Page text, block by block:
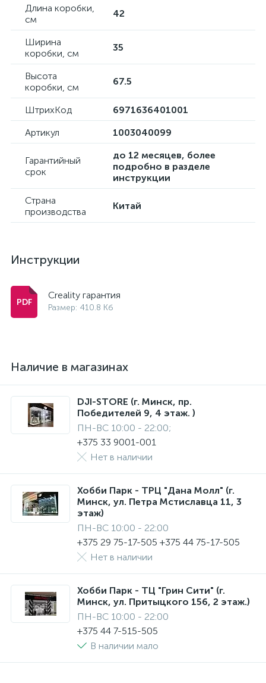
Длина коробки,
см
42
Ширина
коробки, см
35
Высота
коробки, см
67.5
ШтрихКод
6971636401001
Артикул
1003040099
Гарантийный
срок
до 12 месяцев, более
подробно в разделе
инструкции
Страна
производства
Китай
Инструкции
Creality гарантия
Размер: 410.8 Кб
Наличие в магазинах
DJI-STORE (г. Минск, пр.
Победителей 9, 4 этаж. )
ПН-ВС 10:00 - 22:00;
+375 33 9001-001
Нет в наличии
Хобби Парк - ТРЦ "Дана Молл" (г.
Минск, ул. Петра Мстиславца 11, 3
этаж)
ПН-ВС 10:00 - 22:00
+375 29 75-17-505 +375 44 75-17-505
Нет в наличии
Хобби Парк - ТЦ "Грин Сити" (г.
Минск, ул. Притыцкого 156, 2 этаж.)
ПН-ВС 10:00 - 22:00
+375 44 7-515-505
В наличии мало